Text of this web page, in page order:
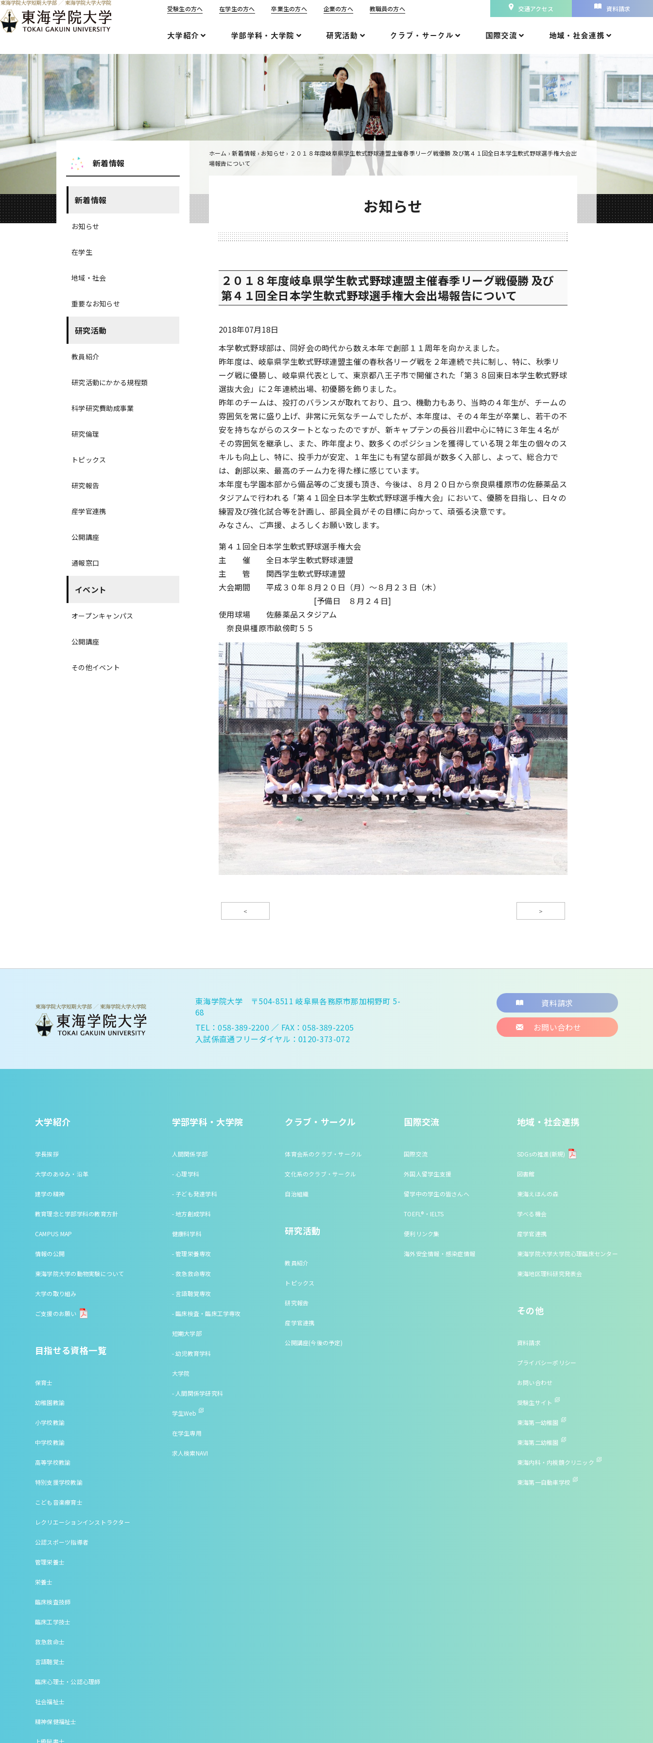
受験生の方へ 在学生の方へ 卒業生の方へ 企業の方へ 教職員の方へ 交通アクセス 資料請求
大学紹介 学部学科・大学院 研究活動 クラブ・サークル 国際交流 地域・社会連携
ホーム ›新着情報 › お知らせ› ２０１８年度岐阜県学生軟式野球連盟主催春季リーグ戦優勝 及び第４１回全日本学生軟式野球選手権大会出
場報告について
お知らせ
２０１８年度岐阜県学生軟式野球連盟主催春季リーグ戦優勝 及び
第４１回全日本学生軟式野球選手権大会出場報告について
2018年07月18日
本学軟式野球部は、同好会の時代から数え本年で創部１１周年を向かえました。
昨年度は、岐阜県学生軟式野球連盟主催の春秋各リーグ戦を２年連続で共に制し、特に、秋季リ
ーグ戦に優勝し、岐阜県代表として、東京都八王子市で開催された「第３８回東日本学生軟式野球
選抜大会」に２年連続出場、初優勝を飾りました。
昨年のチームは、投打のバランスが取れており、且つ、機動力もあり、当時の４年生が、チームの
雰囲気を常に盛り上げ、非常に元気なチームでしたが、本年度は、その４年生が卒業し、若干の不
安を持ちながらのスタートとなったのですが、新キャプテンの長谷川君中心に特に３年生４名が
その雰囲気を継承し、また、昨年度より、数多くのポジションを獲得している現２年生の個々のス
キルも向上し、特に、投手力が安定、１年生にも有望な部員が数多く入部し、よって、総合力で
は、創部以来、最高のチーム力を得た様に感じています。
本年度も学園本部から備品等のご支援も頂き、今後は、８月２０日から奈良県橿原市の佐藤薬品ス
タジアムで行われる「第４１回全日本学生軟式野球選手権大会」において、優勝を目指し、日々の
練習及び強化試合等を計画し、部員全員がその目標に向かって、頑張る決意です。
みなさん、ご声援、よろしくお願い致します。
第４１回全日本学生軟式野球選手権大会
主 催 全日本学生軟式野球連盟
主 管 関西学生軟式野球連盟
大会期間 平成３０年８月２０日（月）～８月２３日（木）
[予備日 ８月２４日]
使用球場 佐藤薬品スタジアム
奈良県橿原市畝傍町５５
< >
新着情報
新着情報
お知らせ
在学生
地域・社会
重要なお知らせ
研究活動
教員紹介
研究活動にかかる規程類
科学研究費助成事業
研究倫理
トピックス
研究報告
産学官連携
公開講座
通報窓口
イベント
オープンキャンパス
公開講座
その他イベント
東海学院大学 〒504-8511 岐阜県各務原市那加桐野町 5-
68
TEL：058-389-2200 ／ FAX：058-389-2205
入試係直通フリーダイヤル：0120-373-072
資料請求
お問い合わせ
大学紹介
学長挨拶
大学のあゆみ・沿革
建学の精神
教育理念と学部学科の教育方針
CAMPUS MAP
情報の公開
東海学院大学の動物実験について
大学の取り組み
ご支援のお願い
目指せる資格一覧
保育士
幼稚園教諭
小学校教諭
中学校教諭
高等学校教諭
特別支援学校教諭
こども音楽療育士
レクリエーションインストラクター
公認スポーツ指導者
管理栄養士
栄養士
臨床検査技師
臨床工学技士
救急救命士
言語聴覚士
臨床心理士・公認心理師
社会福祉士
精神保健福祉士
上級秘書士
学部学科・大学院
人間関係学部
- 心理学科
- 子ども発達学科
- 地方創成学科
健康科学科
- 管理栄養専攻
- 救急救命専攻
- 言語聴覚専攻
- 臨床検査・臨床工学専攻
短期大学部
- 幼児教育学科
大学院
- 人間関係学研究科
学生Web
在学生専用
求人検索NAVI
クラブ・サークル
体育会系のクラブ・サークル
文化系のクラブ・サークル
自治組織
研究活動
教員紹介
トピックス
研究報告
産学官連携
公開講座(今後の予定)
国際交流
国際交流
外国人留学生支援
留学中の学生の皆さんへ
TOEFL®・IELTS
便利リンク集
海外安全情報・感染症情報
地域・社会連携
SDGsの推進(新規)
図書館
東海えほんの森
学べる機会
産学官連携
東海学院大学大学院心理臨床センター
東海地区理科研究発表会
その他
資料請求
プライバシーポリシー
お問い合わせ
受験生サイト
東海第一幼稚園
東海第二幼稚園
東海内科・内視鏡クリニック
東海第一自動車学校